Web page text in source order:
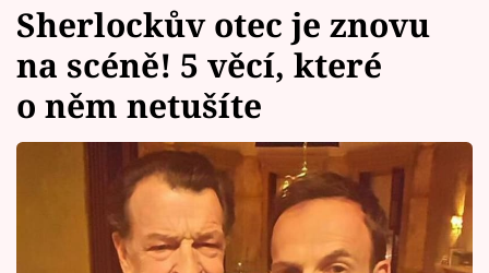
Témata
Celebrity
Seriály
Sherlockův otec je znovu
na scéně! 5 věcí, které
o něm netušíte